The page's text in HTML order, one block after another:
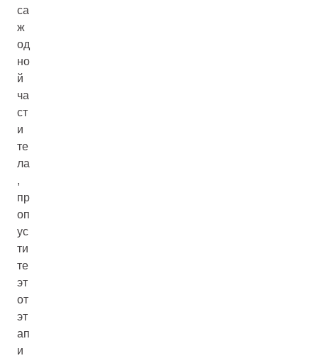
са
ж
од
но
й
ча
ст
и
те
ла
,
пр
оп
ус
ти
те
эт
от
эт
ап
и